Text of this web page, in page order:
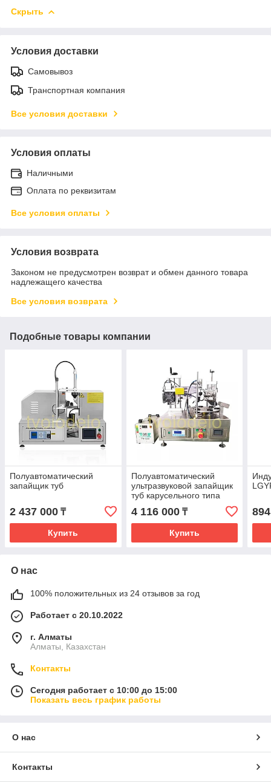
Скрыть
Условия доставки
Самовывоз
Транспортная компания
Все условия доставки
Условия оплаты
Наличными
Оплата по реквизитам
Все условия оплаты
Условия возврата
Законом не предусмотрен возврат и обмен данного товара
надлежащего качества
Все условия возврата
Подобные товары компании
Полуавтоматический
запайщик туб
2 437 000 ₸
Купить
Полуавтоматический
ультразвуковой запайщик
туб карусельного типа
4 116 000₸
Купить
О нас
100% положительных из 24 отзывов за год
Работает с 20.10.2022
г. Алматы
Алматы, Казахстан
Контакты
Сегодня работает с 10:00 до 15:00
Показать весь график работы
О нас
Контакты